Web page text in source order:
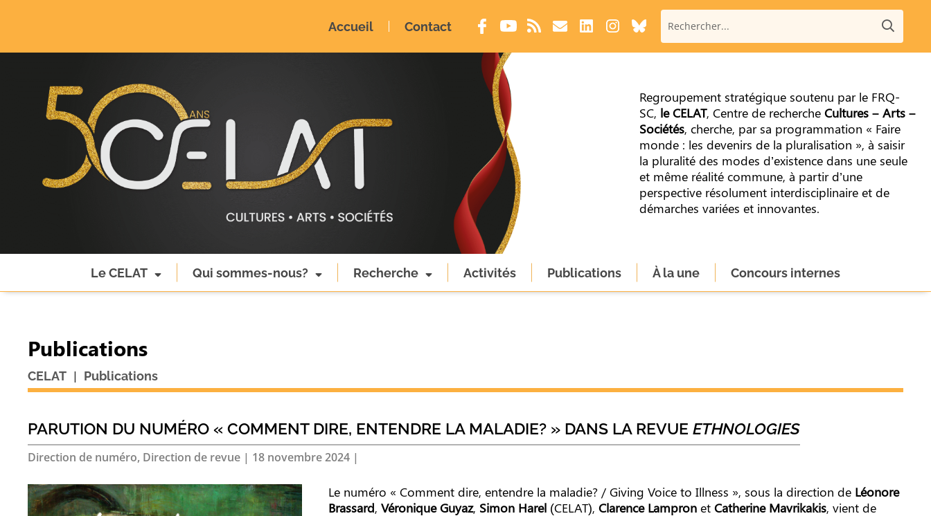
Accueil Contact
Regroupement stratégique soutenu par le FRQ-
SC, le CELAT, Centre de recherche Cultures – Arts –
Sociétés, cherche, par sa programmation « Faire
monde : les devenirs de la pluralisation », à saisir
la pluralité des modes d’existence dans une seule
et même réalité commune, à partir d’une
perspective résolument interdisciplinaire et de
démarches variées et innovantes.
Le CELAT Qui sommes-nous? Recherche Activités Publications À la une Concours internes
Publications
CELAT | Publications
PARUTION DU NUMÉRO « COMMENT DIRE, ENTENDRE LA MALADIE? » DANS LA REVUEETHNOLOGIES
Direction de numéro, Direction de revue | 18 novembre 2024 |
Le numéro « Comment dire, entendre la maladie? / Giving Voice to Illness », sous la direction de Léonore
Brassard,Véronique Guyaz, Simon Harel (CELAT),Clarence Lampron etCatherine Mavrikakis, vient de